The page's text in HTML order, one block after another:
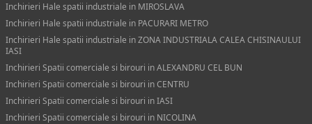
Inchirieri Hale spatii industriale in MIROSLAVA
Inchirieri Hale spatii industriale in PACURARI METRO
Inchirieri Hale spatii industriale in ZONA INDUSTRIALA CALEA CHISINAULUI
IASI
Inchirieri Spatii comerciale si birouri in ALEXANDRU CEL BUN
Inchirieri Spatii comerciale si birouri in CENTRU
Inchirieri Spatii comerciale si birouri in IASI
Inchirieri Spatii comerciale si birouri in NICOLINA